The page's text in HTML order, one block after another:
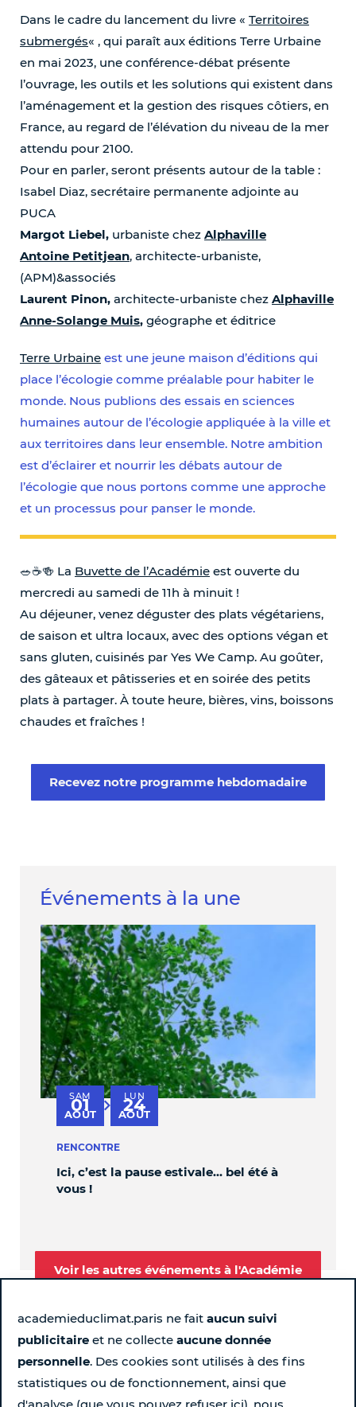
academieduclimat.paris ne fait aucun suivi
publicitaire et ne collecte aucune donnée
personnelle. Des cookies sont utilisés à des fins
statistiques ou de fonctionnement, ainsi que
Dans le cadre du lancement du livre « Territoires
submergés« , qui paraît aux éditions Terre Urbaine
en mai 2023, une conférence-débat présente
l’ouvrage, les outils et les solutions qui existent dans
l’aménagement et la gestion des risques côtiers, en
France, au regard de l’élévation du niveau de la mer
attendu pour 2100.
Pour en parler, seront présents autour de la table :
Isabel Diaz, secrétaire permanente adjointe au
PUCA
Margot Liebel, urbaniste chez Alphaville
Antoine Petitjean, architecte-urbaniste,
(APM)&associés
Laurent Pinon, architecte-urbaniste chez Alphaville
Anne-Solange Muis, géographe et éditrice
Terre Urbaine est une jeune maison d’éditions qui
place l’écologie comme préalable pour habiter le
monde. Nous publions des essais en sciences
humaines autour de l’écologie appliquée à la ville et
aux territoires dans leur ensemble. Notre ambition
est d’éclairer et nourrir les débats autour de
l’écologie que nous portons comme une approche
et un processus pour panser le monde.
🥗☕️🍻 La Buvette de l’Académie est ouverte du
mercredi au samedi de 11h à minuit !
Au déjeuner, venez déguster des plats végétariens,
de saison et ultra locaux, avec des options végan et
sans gluten, cuisinés par Yes We Camp. Au goûter,
des gâteaux et pâtisseries et en soirée des petits
plats à partager. À toute heure, bières, vins, boissons
chaudes et fraîches !
Recevez notre programme hebdomadaire
Événements à la une
SAM
01
AOÛT au
LUN
24
AOÛT
RENCONTRE
Ici, c’est la pause estivale… bel été à
vous !
Voir les autres événements à l'Académie
Suivez-nous
Page Instagram de l'Académie du Climat - Nouvelle
Page LinkedIn de l'Académie du Climat - Nouvelle
Page Facebook de l'Académie du Climat -
Chaîne YouTube de l'Académie du